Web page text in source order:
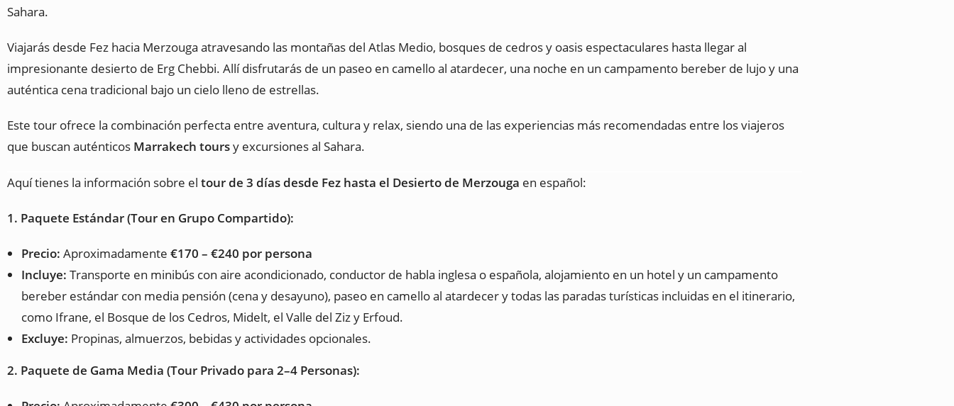
Sahara.
Viajarás desde Fez hacia Merzouga atravesando las montañas del Atlas Medio, bosques de cedros y oasis espectaculares hasta llegar al
impresionante desierto de Erg Chebbi. Allí disfrutarás de un paseo en camello al atardecer, una noche en un campamento bereber de lujo y una
auténtica cena tradicional bajo un cielo lleno de estrellas.
Este tour ofrece la combinación perfecta entre aventura, cultura y relax, siendo una de las experiencias más recomendadas entre los viajeros
que buscan auténticos Marrakech toursy excursiones al Sahara.
Aquí tienes la información sobre el tour de 3 días desde Fez hasta el Desierto de Merzouga en español:
1. Paquete Estándar (Tour en Grupo Compartido):
Precio: Aproximadamente €170 – €240 por persona
Incluye: Transporte en minibús con aire acondicionado, conductor de habla inglesa o española, alojamiento en un hotel y un campamento
bereber estándar con media pensión (cena y desayuno), paseo en camello al atardecer y todas las paradas turísticas incluidas en el itinerario,
como Ifrane, el Bosque de los Cedros, Midelt, el Valle del Ziz y Erfoud.
Excluye: Propinas, almuerzos, bebidas y actividades opcionales.
2. Paquete de Gama Media (Tour Privado para 2–4 Personas):